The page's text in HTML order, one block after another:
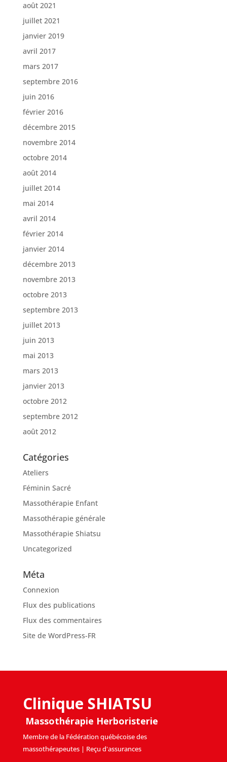
août 2021
juillet 2021
janvier 2019
avril 2017
mars 2017
septembre 2016
juin 2016
février 2016
décembre 2015
novembre 2014
octobre 2014
août 2014
juillet 2014
mai 2014
avril 2014
février 2014
janvier 2014
décembre 2013
novembre 2013
octobre 2013
septembre 2013
juillet 2013
juin 2013
mai 2013
mars 2013
janvier 2013
octobre 2012
septembre 2012
août 2012
Catégories
Ateliers
Féminin Sacré
Massothérapie Enfant
Massothérapie générale
Massothérapie Shiatsu
Uncategorized
Méta
Connexion
Flux des publications
Flux des commentaires
Site de WordPress-FR
Clinique SHIATSU
Massothérapie Herboristerie
Membre de la Fédération québécoise des
massothérapeutes | Reçu d'assurances